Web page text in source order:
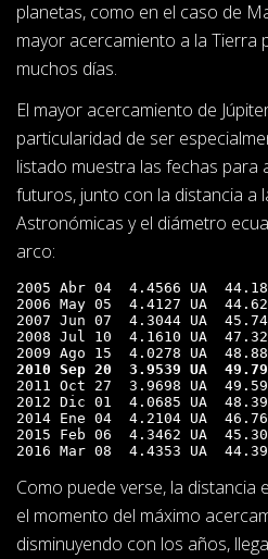
planetas, como en el caso de
mayor acercamiento a la Tierra
muchos días.
El mayor acercamiento de
particularidad de ser
listado muestra las fechas para
futuros, junto con la distancia a
Astronómicas y el diámetro
arco:
2005 Abr 04  4.4566 UA
2006 May 05  4.4127 UA
2007 Jun 07  4.3044 UA
2008 Jul 10  4.1610 UA
2010 Sep 20  3.9539 UA
2011 Oct 27  3.9698 UA
2012 Dic 01  4.0685 UA
2014 Ene 04  4.2104 UA
2015 Feb 06  4.3462 UA
2016 Mar 08  4.4353 UA
Como puede verse, la distancia
el momento del máximo
disminuyendo con los años,